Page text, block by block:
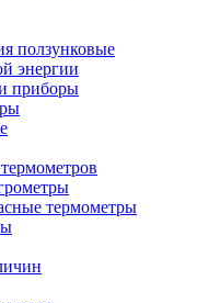
ползунковые
энергии
приборы
термометры